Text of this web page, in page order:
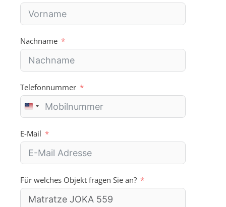
Nachname
Telefonnummer
U
n
i
t
e
d
t
t
E-Mail
Für welches Objekt fragen Sie an?